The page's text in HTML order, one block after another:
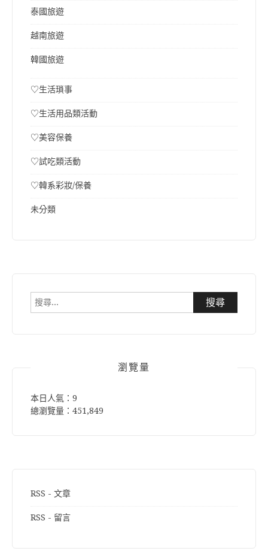
泰國旅遊
越南旅遊
韓國旅遊
♡生活瑣事
♡生活用品類活動
♡美容保養
♡試吃類活動
♡韓系彩妝/保養
未分類
搜
尋
瀏覽量
本日人氣：9
總瀏覽量：451,849
RSS - 文章
RSS - 留言